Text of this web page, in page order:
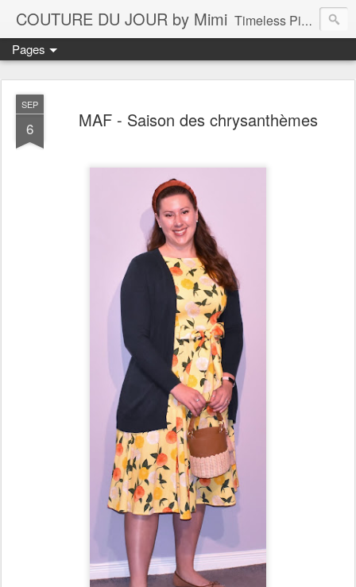
COUTURE DU JOUR by Mimi Timeless Pieces - A Reflection of Lasting Fashion
Pages
SEP
6 MAF - Saison des chrysanthèmes